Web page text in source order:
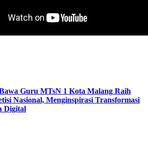
Guru MTsN 1 Kota Malang Raih
Nasional, Menginspirasi Transformasi
Digital